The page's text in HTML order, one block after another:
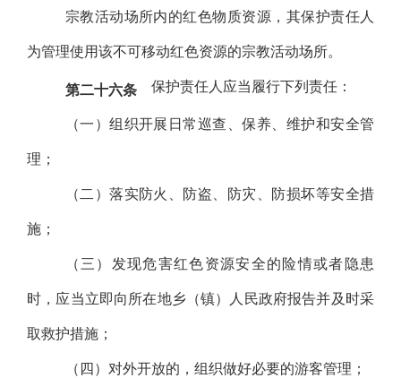
宗教活动场所内的红色物质资源，其保护责任人
为管理使用该不可移动红色资源的宗教活动场所。
第二十六条 保护责任人应当履行下列责任：
（一）组织开展日常巡查、保养、维护和安全管
理；
（二）落实防火、防盗、防灾、防损坏等安全措
施；
（三）发现危害红色资源安全的险情或者隐患
时，应当立即向所在地乡（镇）人民政府报告并及时采
取救护措施；
（四）对外开放的，组织做好必要的游客管理；